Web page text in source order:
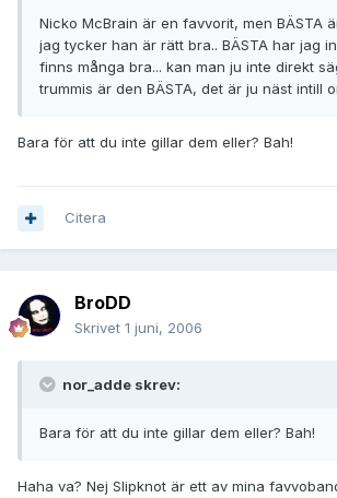
Nicko McBrain är en favvorit, men BÄSTA
jag tycker han är rätt bra.. BÄSTA har jag
finns många bra... kan man ju inte direkt
trummis är den BÄSTA, det är ju näst intill
Bara för att du inte gillar dem eller? Bah!
Citera
BroDD
Skrivet 1 juni, 2006
nor_adde skrev:
Bara för att du inte gillar dem eller? Bah!
Haha va? Nej Slipknot är ett av mina